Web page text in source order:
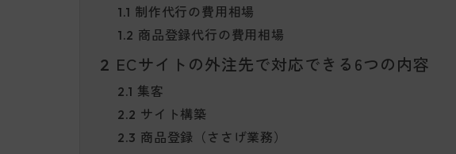
1.1 制作代行の費用相場
1.2 商品登録代行の費用相場
2 ECサイトの外注先で対応できる6つの内容
2.1 集客
2.2 サイト構築
2.3 商品登録（ささげ業務）